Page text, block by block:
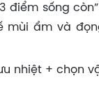
điểm sống
mùi ẩm và
nhiệt + chọn